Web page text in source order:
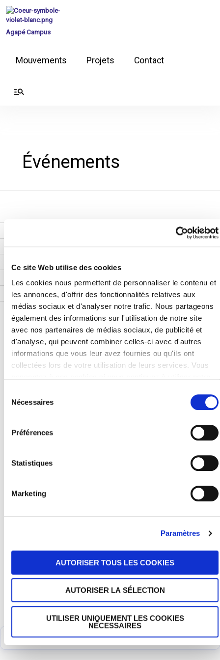
Ce site Web utilise des cookies
Les cookies nous permettent de personnaliser le contenu et
les annonces, d'offrir des fonctionnalités relatives aux
médias sociaux et d'analyser notre trafic. Nous partageons
également des informations sur l'utilisation de notre site
avec nos partenaires de médias sociaux, de publicité et
d'analyse, qui peuvent combiner celles-ci avec d'autres
informations que vous leur avez fournies ou qu'ils ont
collectées lors de votre utilisation de leurs services. Vous
Nécessaires
Préférences
Statistiques
Marketing
Paramètres
AUTORISER TOUS LES COOKIES
AUTORISER LA SÉLECTION
UTILISER UNIQUEMENT LES COOKIES
NÉCESSAIRES
au
contenu
Agapé Campus
Mouvements Projets Contact
Événements
Mentions légales
Données personnelles
Gestion des cookies
Nous contacter
Gestion des cookies
Nous contacter
Lyon
Toulouse
Paris Cité U
Agapé dans ta ville
Qui sommes nous ?
Des questions sur Dieu ?
Nous soutenir
Contact